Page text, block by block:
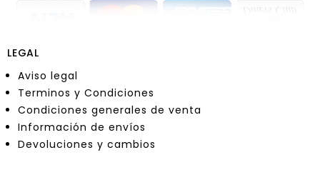
LEGAL
Aviso legal
Terminos y Condiciones
Condiciones generales de venta
Información de envíos
Devoluciones y cambios